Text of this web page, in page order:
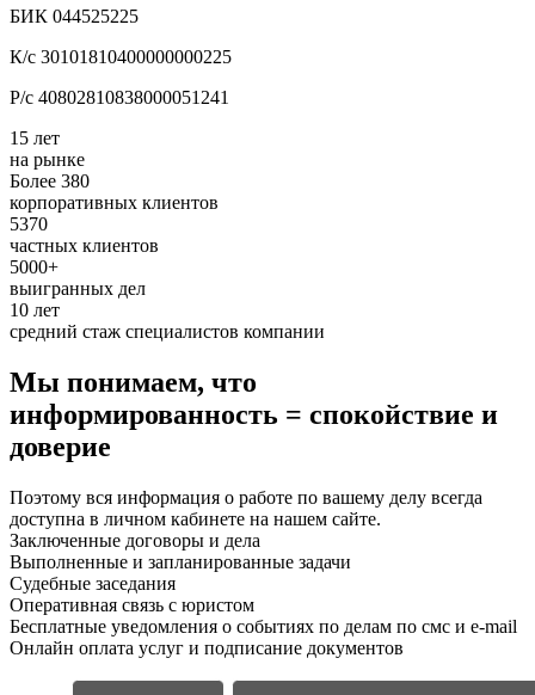
БИК 044525225
К/с 30101810400000000225
Р/с 40802810838000051241
15 лет
на рынке
Более 380
корпоративных клиентов
5370
частных клиентов
5000+
выигранных дел
10 лет
средний стаж специалистов компании
Мы понимаем, что
информированность = спокойствие и
доверие
Поэтому вся информация о работе по вашему делу всегда
доступна в личном кабинете на нашем сайте.
Заключенные договоры и дела
Выполненные и запланированные задачи
Судебные заседания
Оперативная связь с юристом
Бесплатные уведомления о событиях по делам по смс и e-mail
Онлайн оплата услуг и подписание документов